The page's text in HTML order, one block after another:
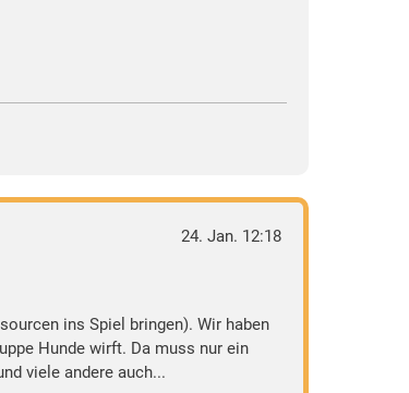
24. Jan. 12:18
ins Spiel bringen). Wir haben
Hunde wirft. Da muss nur ein
viele andere auch...